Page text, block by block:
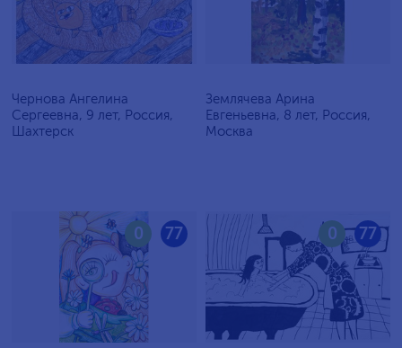
Чернова Ангелина
Сергеевна, 9 лет, Россия,
Шахтерск
Землячева Арина
Евгеньевна, 8 лет, Россия,
Москва
77
0 77
0